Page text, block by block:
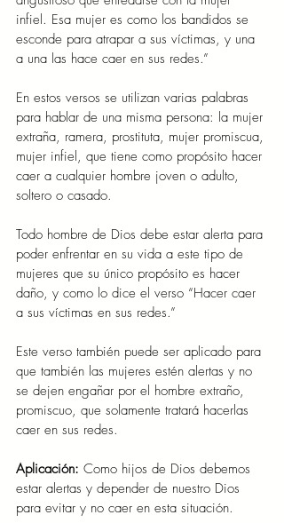
infiel. Esa mujer es como los bandidos se
esconde para atrapar a sus víctimas, y una
a una las hace caer en sus redes.”
En estos versos se utilizan varias palabras
para hablar de una misma persona: la mujer
extraña, ramera, prostituta, mujer promiscua,
mujer infiel, que tiene como propósito hacer
caer a cualquier hombre joven o adulto,
soltero o casado.
Todo hombre de Dios debe estar alerta para
poder enfrentar en su vida a este tipo de
mujeres que su único propósito es hacer
daño, y como lo dice el verso “Hacer caer
a sus víctimas en sus redes.”
Este verso también puede ser aplicado para
que también las mujeres estén alertas y no
se dejen engañar por el hombre extraño,
promiscuo, que solamente tratará hacerlas
caer en sus redes.
Aplicación: Como hijos de Dios debemos
estar alertas y depender de nuestro Dios
para evitar y no caer en esta situación.